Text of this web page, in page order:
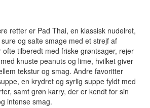
retter er Pad Thai, en klassisk nudelret,
og salte smage med et strejf af
tilberedt med friske grøntsager, rejer
knuste peanuts og lime, hvilket giver
tekstur og smag. Andre favoritter
en krydret og syrlig suppe fyldt med
samt grøn karry, der er kendt for sin
intense smag.